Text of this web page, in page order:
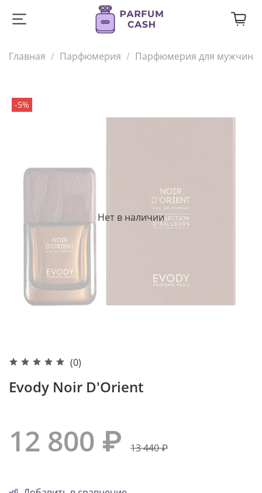
Главная Парфюмерия Парфюмерия для мужчин
Нет в наличии
-5%
(0)
Evody Noir D'Orient
12 800 ₽ 13 440 ₽